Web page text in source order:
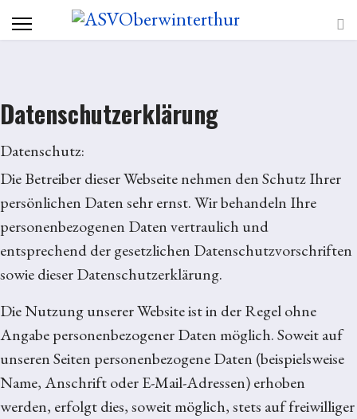
Datenschutzerklärung
Datenschutz:
Die Betreiber dieser Webseite nehmen den Schutz Ihrer
persönlichen Daten sehr ernst. Wir behandeln Ihre
personenbezogenen Daten vertraulich und
entsprechend der gesetzlichen Datenschutzvorschriften
sowie dieser Datenschutzerklärung.
Die Nutzung unserer Website ist in der Regel ohne
Angabe personenbezogener Daten möglich. Soweit auf
unseren Seiten personenbezogene Daten (beispielsweise
Name, Anschrift oder E-Mail-Adressen) erhoben
werden, erfolgt dies, soweit möglich, stets auf freiwilliger